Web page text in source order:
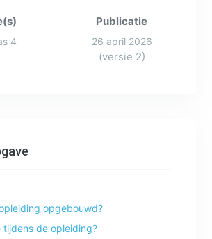
4
Publicatie
26 april 2026
(versie 2)
opgebouwd?
tijdens de opleiding?